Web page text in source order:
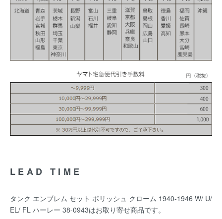
LEAD TIME
タンク エンブレム セット ポリッシュ クローム 1940-1946 W/ U/
EL/ FL ハーレー 38-0943はお取り寄せ商品です。